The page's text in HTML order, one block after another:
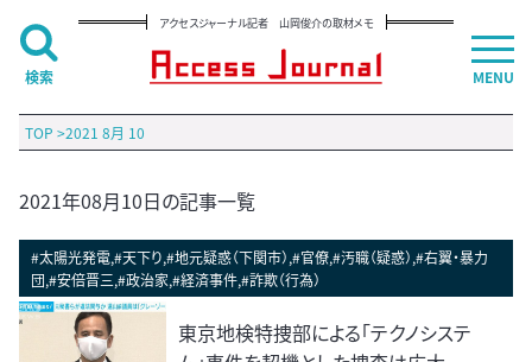
アクセスジャーナル記者 山岡俊介の取材メモ
TOP >2021 8月 10
2021年08月10日の記事一覧
#太陽光発電,#天下り,#地元疑惑（下関市）,#官僚,#汚職（疑惑）,#右翼・暴力
団,#安倍晋三,#政治家,#経済事件,#詐欺（行為）
東京地検特捜部による「テクノシステ
MENU
検索